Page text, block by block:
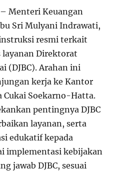
– Menteri Keuangan
Sri Mulyani Indrawati,
resmi terkait
Direktorat
(DJBC). Arahan ini
kerja ke Kantor
Cukai Soekarno-Hatta.
pentingnya DJBC
layanan, serta
edukatif kepada
implementasi kebijakan
jawab DJBC, sesuai